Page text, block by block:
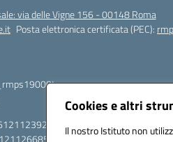
Cookies e altri
Il nostro Istituto non
via delle Vigne 156 - 00148 Roma
Posta elettronica certificata (PEC):
86